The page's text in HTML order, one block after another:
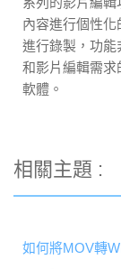
內容進行個性
進行錄製，功能
和影片編輯需求
軟體。
相關主題 :
如何將MOV轉